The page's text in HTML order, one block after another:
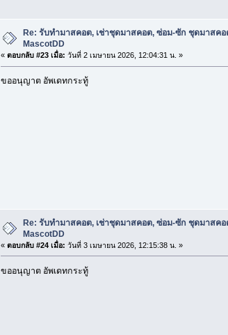
Re: รับทำมาสคอต, เช่าชุดมาสคอต, ซ่อม-ซัก ชุดมาสค
MascotDD
« ตอบกลับ #23 เมื่อ: วันที่ 2 เมษายน 2026, 12:04:31 น. »
ขออนุญาต อัพเดทกระทู้
Re: รับทำมาสคอต, เช่าชุดมาสคอต, ซ่อม-ซัก ชุดมาสค
MascotDD
« ตอบกลับ #24 เมื่อ: วันที่ 3 เมษายน 2026, 12:15:38 น. »
ขออนุญาต อัพเดทกระทู้